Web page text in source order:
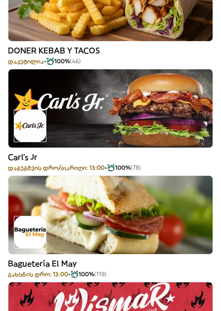
DONER KEBAB Y TACOS
დაკეტილია 100%(46)
Carl's Jr
დაგეგმვის დრო/თარიღი: 13:00 100%(78)
Baguetería El May
გახსნის დრო: 13:00 100%(119)